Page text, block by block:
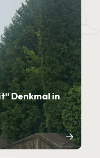
Denkmal in